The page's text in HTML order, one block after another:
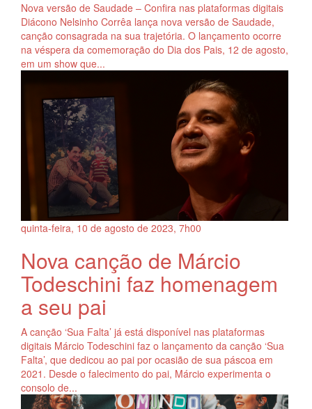
Nova versão de Saudade – Confira nas plataformas digitais
Diácono Nelsinho Corrêa lança nova versão de Saudade,
canção consagrada na sua trajetória. O lançamento ocorre
na véspera da comemoração do Dia dos Pais, 12 de agosto,
em um show que...
quinta-feira, 10 de agosto de 2023, 7h00
Nova canção de Márcio
Todeschini faz homenagem
a seu pai
A canção ‘Sua Falta’ já está disponível nas plataformas
digitais Márcio Todeschini faz o lançamento da canção ‘Sua
Falta’, que dedicou ao pai por ocasião de sua páscoa em
2021. Desde o falecimento do pai, Márcio experimenta o
consolo de...